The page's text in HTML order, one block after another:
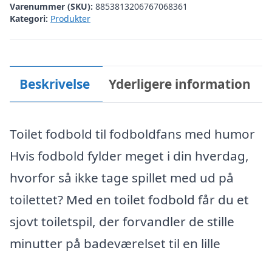
Varenummer (SKU): 8853813206767068361
Kategori: Produkter
Beskrivelse Yderligere information
Toilet fodbold til fodboldfans med humor
Hvis fodbold fylder meget i din hverdag,
hvorfor så ikke tage spillet med ud på
toilettet? Med en toilet fodbold får du et
sjovt toiletspil, der forvandler de stille
minutter på badeværelset til en lille